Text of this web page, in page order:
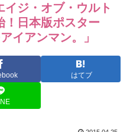
イジ・オブ・ウルト
！日本版ポスター
イアンマン。」
はてブ